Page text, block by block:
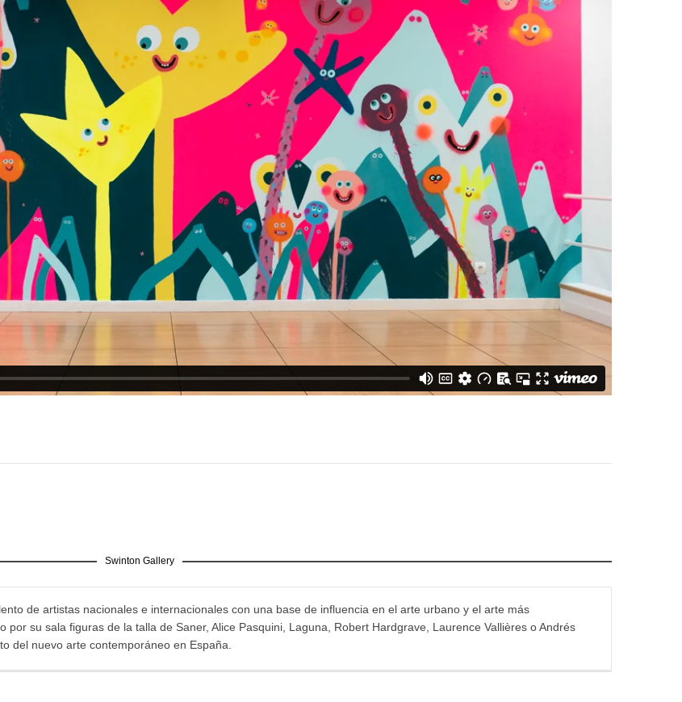
Swinton Gallery
de artistas nacionales e internacionales con una base de influencia en el arte urbano y el arte más
su sala figuras de la talla de Saner, Alice Pasquini, Laguna, Robert Hardgrave, Laurence Vallières o Andrés
del nuevo arte contemporáneo en España.